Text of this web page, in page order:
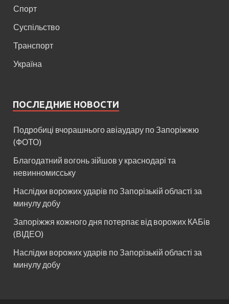
Спорт
Суспільство
Транспорт
Україна
ПОСЛЕДНИЕ НОВОСТИ
Подробиці вчорашнього авіаудару по Запоріжжю
(ФОТО)
Благодатний вогонь зійшов у краснодарі та
невинномисську
Наслідки ворожих ударів по Запорізькій області за
минулу добу
Запоріжжя кожного дня потерпає від ворожих КАБів
(ВІДЕО)
Наслідки ворожих ударів по Запорізькій області за
минулу добу